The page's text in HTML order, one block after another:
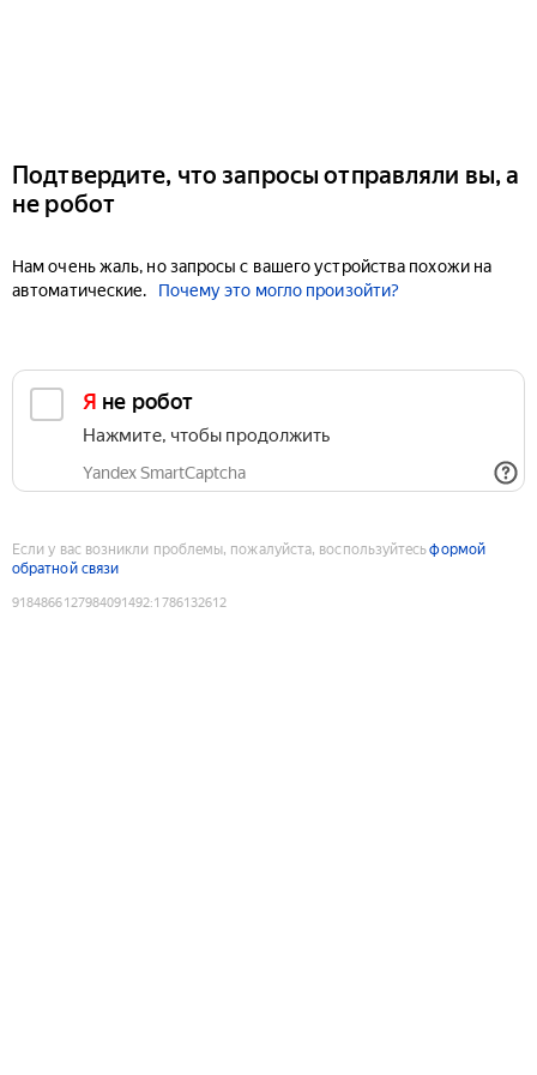
Подтвердите, что запросы отправляли вы, а
не робот
Нам очень жаль, но запросы с вашего устройства похожи на
автоматические.
Почему это могло произойти?
Я не робот
Нажмите, чтобы продолжить
Yandex SmartCaptcha
Если у вас возникли проблемы, пожалуйста, воспользуйтесьформой
обратной связи
9184866127984091492:1786132612